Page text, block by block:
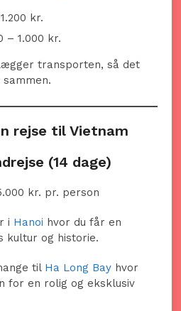
kr.
– 1.000 kr.
transporten, så det
rejse til Vietnam
(14 dage)
kr. pr. person
i Hanoi hvor du får en
kultur og historie.
til Ha Long Bay hvor
for en rolig og eksklusiv